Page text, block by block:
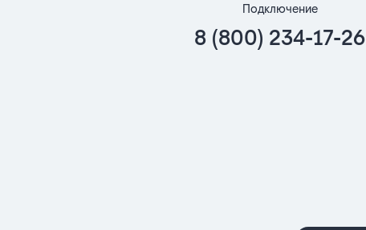
Подключение
8 (800) 234-17-26